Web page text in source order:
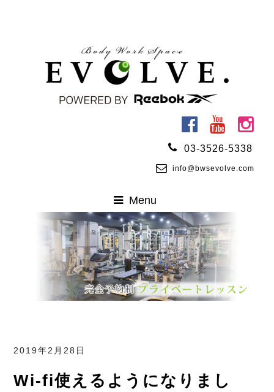
03-3526-5338
info@bwsevolve.com
2019年2月28日
Wi-fi使えるようになりまし